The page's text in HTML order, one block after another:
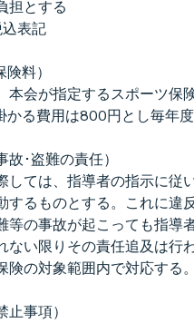
担とする
表記
料）
会が指定するスポーツ保
る費用は800円とし毎年
故･盗難の責任）
しては、指導者の指示に従
するものとする。これに違
等の事故が起こっても指導
ない限りその責任追及は行
険の対象範囲内で対応する。
止事項）